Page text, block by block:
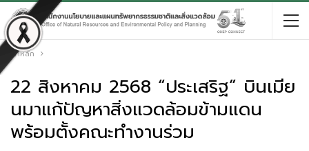
หน้าหลัก
22 สิงหาคม 2568 “ประเสริฐ” บินเมีย
นมาแก้ปัญหาสิ่งแวดล้อมข้ามแดน
พร้อมตั้งคณะทำงานร่วม